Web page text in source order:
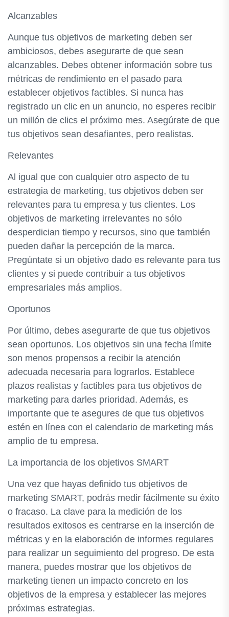
Alcanzables
Aunque tus objetivos de marketing deben ser
ambiciosos, debes asegurarte de que sean
alcanzables. Debes obtener información sobre tus
métricas de rendimiento en el pasado para
establecer objetivos factibles. Si nunca has
registrado un clic en un anuncio, no esperes recibir
un millón de clics el próximo mes. Asegúrate de que
tus objetivos sean desafiantes, pero realistas.
Relevantes
Al igual que con cualquier otro aspecto de tu
estrategia de marketing, tus objetivos deben ser
relevantes para tu empresa y tus clientes. Los
objetivos de marketing irrelevantes no sólo
desperdician tiempo y recursos, sino que también
pueden dañar la percepción de la marca.
Pregúntate si un objetivo dado es relevante para tus
clientes y si puede contribuir a tus objetivos
empresariales más amplios.
Oportunos
Por último, debes asegurarte de que tus objetivos
sean oportunos. Los objetivos sin una fecha límite
son menos propensos a recibir la atención
adecuada necesaria para lograrlos. Establece
plazos realistas y factibles para tus objetivos de
marketing para darles prioridad. Además, es
importante que te asegures de que tus objetivos
estén en línea con el calendario de marketing más
amplio de tu empresa.
La importancia de los objetivos SMART
Una vez que hayas definido tus objetivos de
marketing SMART, podrás medir fácilmente su éxito
o fracaso. La clave para la medición de los
resultados exitosos es centrarse en la inserción de
métricas y en la elaboración de informes regulares
para realizar un seguimiento del progreso. De esta
manera, puedes mostrar que los objetivos de
marketing tienen un impacto concreto en los
objetivos de la empresa y establecer las mejores
próximas estrategias.